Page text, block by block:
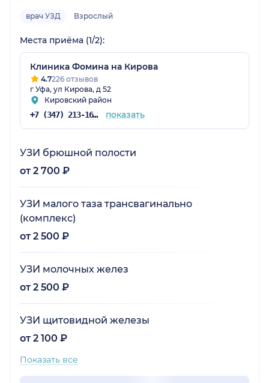
врач УЗД Взрослый
Места приёма (1/2):
Клиника Фомина на Кирова
4.7226 отзывов
г Уфа, ул Кирова, д 52
Кировский район
+7 (347) 213-16-75 показать
УЗИ брюшной полости
от 2 700 ₽
УЗИ малого таза трансвагинально
(комплекс)
от 2 500 ₽
УЗИ молочных желез
от 2 500 ₽
УЗИ щитовидной железы
от 2 100 ₽
Показать все